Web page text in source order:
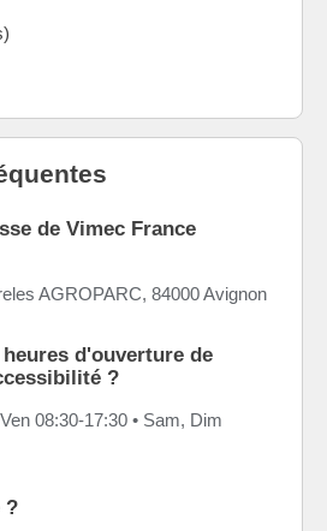
de Vimec France
AGROPARC, 84000 Avignon
d'ouverture de
?
08:30-17:30 • Sam, Dim
?